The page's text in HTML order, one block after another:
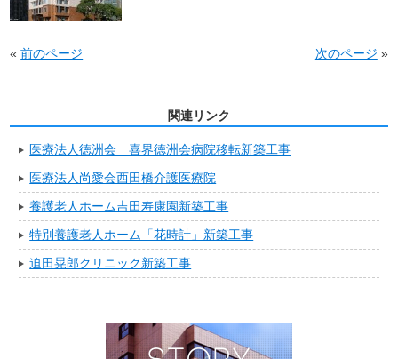
«前のページ 次のページ »
関連リンク
医療法人徳洲会 喜界徳洲会病院移転新築工事
医療法人尚愛会西田橋介護医療院
養護老人ホーム吉田寿康園新築工事
特別養護老人ホーム「花時計」新築工事
迫田晃郎クリニック新築工事